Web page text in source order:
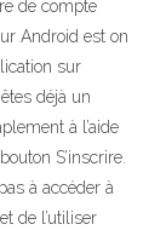
de compte
Android est on
sur
déjà un
à l’aide
S’inscrire.
à accéder à
de l’utiliser